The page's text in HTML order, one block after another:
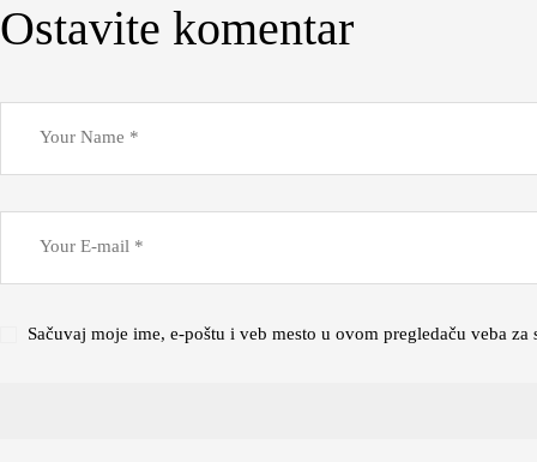
Ostavite komentar
Sačuvaj moje ime, e-poštu i veb mesto u ovom pregledaču veba za